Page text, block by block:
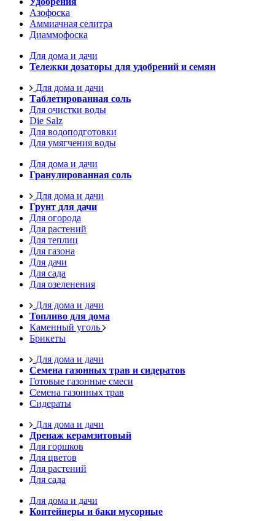
Азофоска
Аммиачная селитра
Диаммофоска
Для дома и дачи
Тележки дозаторы для удобрений и семян
Для дома и дачи
Таблетированная соль
Для очистки воды
Die Salz
Для водоподготовки
Для умягчения воды
Для дома и дачи
Гранулированная соль
Для дома и дачи
Грунт для дачи
Для огорода
Для растений
Для теплиц
Для газона
Для дачи
Для сада
Для озеленения
Для дома и дачи
Топливо для дома
Каменный уголь
Брикеты
Для дома и дачи
Семена газонных трав и сидератов
Готовые газонные смеси
Семена газонных трав
Сидераты
Для дома и дачи
Дренаж керамзитовый
Для горшков
Для цветов
Для растений
Для сада
Для дома и дачи
Контейнеры и баки мусорные